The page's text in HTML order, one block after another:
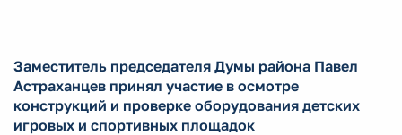
Заместитель председателя Думы района Павел
Астраханцев принял участие в осмотре
конструкций и проверке оборудования детских
игровых и спортивных площадок